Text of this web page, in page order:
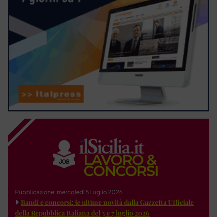
Pubblicazione: mercoledì 8 Luglio 2026
Bandi e concorsi: le ultime novità dalla Gazzetta Ufficiale
della Repubblica Italiana del 3 e 7 luglio 2026